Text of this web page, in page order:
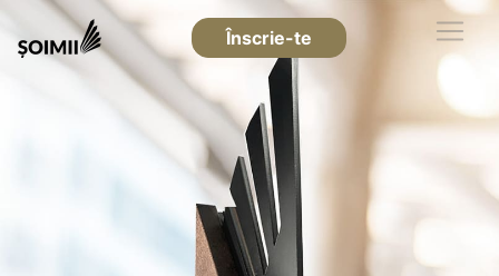
Înscrie-te